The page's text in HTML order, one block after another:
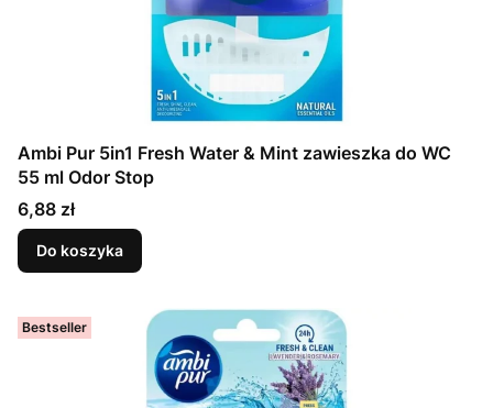
Ambi Pur 5in1 Fresh Water & Mint zawieszka do WC
55 ml Odor Stop
Cena
6,88 zł
Do koszyka
Bestseller